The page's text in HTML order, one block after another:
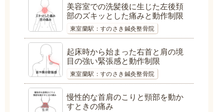
美容室での洗髪後に生じた左後頚
部のズキッとした痛みと動作制限
東室蘭駅：すのさき鍼灸整骨院
起床時から始まった右首と肩の境
目の強い緊張感と動作制限
東室蘭駅：すのさき鍼灸整骨院
慢性的な首肩のこりと頸部を動か
すときの痛み